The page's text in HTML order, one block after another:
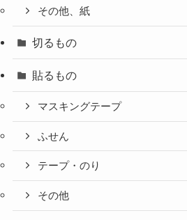
その他、紙
切るもの
貼るもの
マスキングテープ
ふせん
テープ・のり
その他